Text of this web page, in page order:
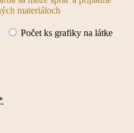
materiáloch
Počet ks grafiky na látke